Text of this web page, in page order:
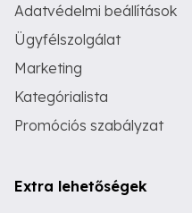
Adatvédelmi beállítások
Ügyfélszolgálat
Marketing
Kategórialista
Promóciós szabályzat
Extra lehetőségek